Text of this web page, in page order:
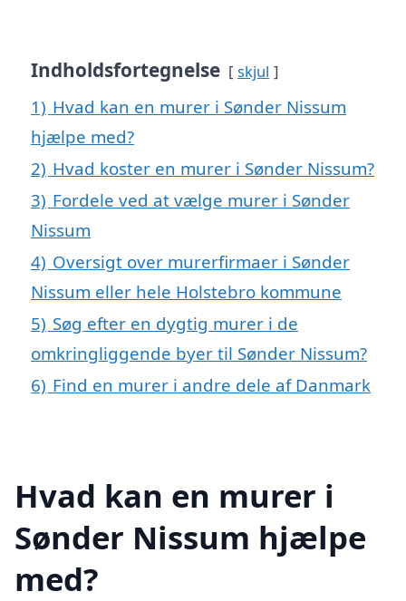
Indholdsfortegnelse skjul
1) Hvad kan en murer i Sønder Nissum
hjælpe med?
2) Hvad koster en murer i Sønder Nissum?
3) Fordele ved at vælge murer i Sønder
Nissum
4) Oversigt over murerfirmaer i Sønder
Nissum eller hele Holstebro kommune
5) Søg efter en dygtig murer i de
omkringliggende byer til Sønder Nissum?
6) Find en murer i andre dele af Danmark
Hvad kan en murer i
Sønder Nissum hjælpe
med?